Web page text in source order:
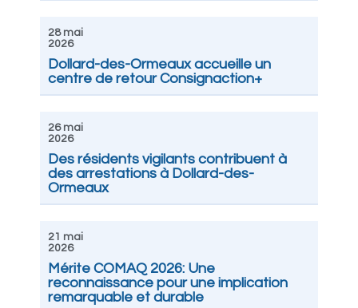
28 mai
2026
Dollard-des-Ormeaux accueille un
centre de retour Consignaction+
26 mai
2026
Des résidents vigilants contribuent à
des arrestations à Dollard-des-
Ormeaux
21 mai
2026
Mérite COMAQ 2026: Une
reconnaissance pour une implication
remarquable et durable